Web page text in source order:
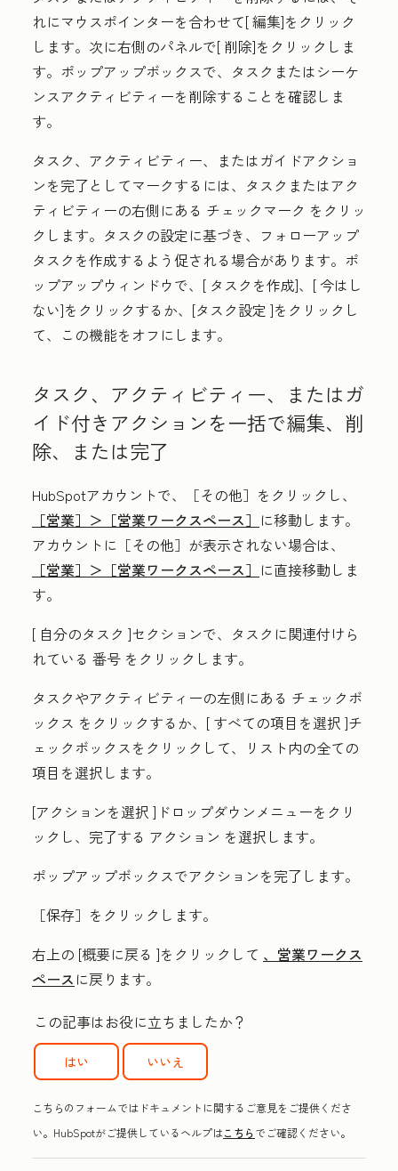
れにマウスポインターを合わせて[編集]をクリック
します。次に右側のパネルで[ 削除]をクリックしま
す。ポップアップボックスで、タスクまたはシーケ
ンスアクティビティーを削除することを確認しま
す。
タスク、アクティビティー、またはガイドアクショ
ンを完了としてマークするには、タスクまたはアク
ティビティーの右側にある チェックマーク をクリッ
クします。タスクの設定に基づき、フォローアップ
タスクを作成するよう促される場合があります。ポ
ップアップウィンドウで、[ タスクを作成]、[ 今はし
ない]をクリックするか、[タスク設定 ]をクリックし
て、この機能をオフにします。
タスク、アクティビティー、またはガ
イド付きアクションを一括で編集、削
除、または完了
HubSpotアカウントで、
［その他］をクリックし、
［営業］＞ ［営業ワークスペース］ に移動します。
アカウントに ［その他］が表示されない場合は、
［営業］＞ ［営業ワークスペース］ に直接移動しま
す。
[ 自分のタスク ]セクションで、タスクに関連付けら
れている 番号 をクリックします。
タスクやアクティビティーの左側にある チェックボ
ックス をクリックするか、[ すべての項目を選択 ]チ
ェックボックスをクリックして、リスト内の全ての
項目を選択します。
[アクションを選択 ]ドロップダウンメニューをクリ
ックし、完了する アクション を選択します。
ポップアップボックスでアクションを完了します。
［保存］ をクリックします。
右上の [概要に戻る ]をクリックして 、営業ワークス
ペース に戻ります。
この記事はお役に立ちましたか？
はい いいえ
こちらのフォームではドキュメントに関するご意見をご提供くださ
い。HubSpotがご提供しているヘルプはこちらでご確認ください。